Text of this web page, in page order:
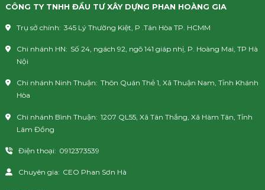
CÔNG TY TNHH ĐẦU TƯ XÂY DỰNG PHAN HOÀNG GIA
Trụ sở chính: 345 Lý Thường Kiệt, P .Tân Hòa TP. HCMM
Chi nhánh HN: Số 24, ngách 92, ngõ 141 giáp nhị, P. Hoàng Mai, TP Hà
Nội
Chi nhánh Ninh Thuận: Thôn Quán Thẻ 1, Xã Thuận Nam, Tỉnh Khánh
Hòa
Chi nhánh Bình Thuận: 1207 QL55, Xã Tân Thắng, Xã Hàm Tân, Tỉnh
Lâm Đồng
Điện thoại: 0912373539
Chuyên gia: CEO Phan Sơn Hà